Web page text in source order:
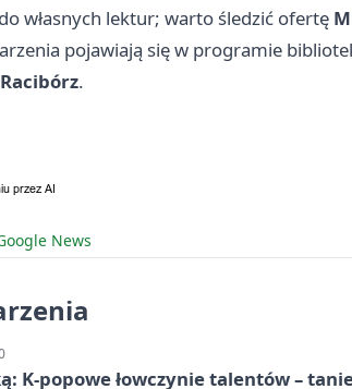
własnych lektur; warto śledzić ofertę
pojawiają się w programie
.
News
K-popowe łowczynie talentów –